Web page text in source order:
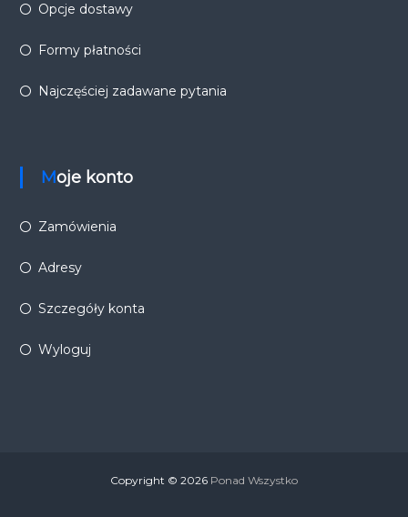
Opcje dostawy
Formy płatności
Najczęściej zadawane pytania
Moje konto
Zamówienia
Adresy
Szczegóły konta
Wyloguj
Copyright © 2026 Ponad Wszystko